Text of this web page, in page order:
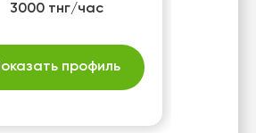
3000 тнг/час
профиль